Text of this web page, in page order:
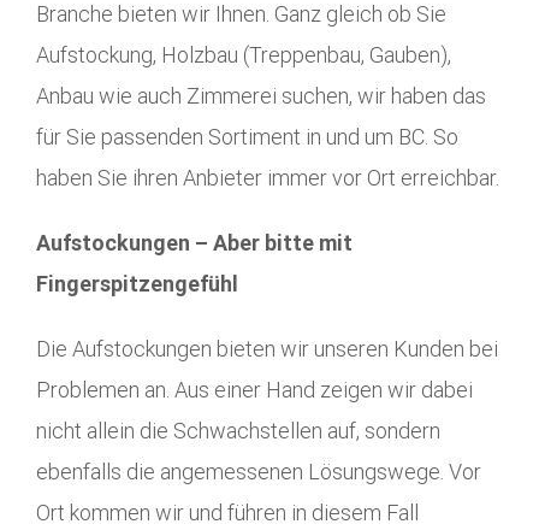
Branche bieten wir Ihnen. Ganz gleich ob Sie
Aufstockung, Holzbau (Treppenbau, Gauben),
Anbau wie auch Zimmerei suchen, wir haben das
für Sie passenden Sortiment in und um BC. So
haben Sie ihren Anbieter immer vor Ort erreichbar.
Aufstockungen – Aber bitte mit
Fingerspitzengefühl
Die Aufstockungen bieten wir unseren Kunden bei
Problemen an. Aus einer Hand zeigen wir dabei
nicht allein die Schwachstellen auf, sondern
ebenfalls die angemessenen Lösungswege. Vor
Ort kommen wir und führen in diesem Fall